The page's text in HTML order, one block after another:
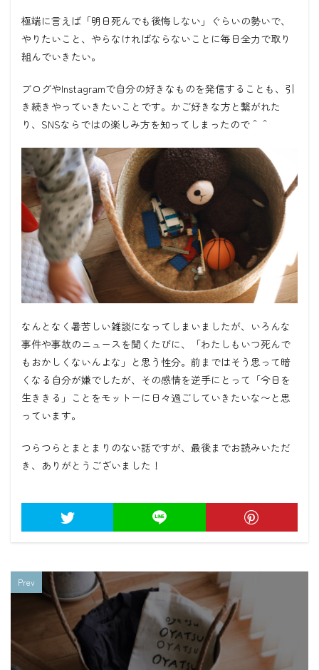
極端に言えば「明日死んでも後悔しない」ぐらいの勢いで、
やりたいこと、やらなければならないことに毎日全力で取り
組んでいきたい。
ブログやInstagramで自分の好きなものを発信することも、引
き続きやっていきたいことです。かご好きな方と繋がれた
り、 SNSならではの楽しみ方を知ってしまったので＾＾
なんとなく暑苦しい雑談になってしまいましたが、いろんな
事件や事故のニュースを聞くたびに、「わたしもいつ死んで
もおかしくないんよな」と思う性分。前まではそう思って暗
くなる自分が嫌でしたが、その感情を逆手にとって「今日を
生ききる」ことをモットーに日々過ごしていきたいな〜と思
っています。
つらつらとまとまりのない話ですが、最後までお読みいただ
き、ありがとうございました！
Prev